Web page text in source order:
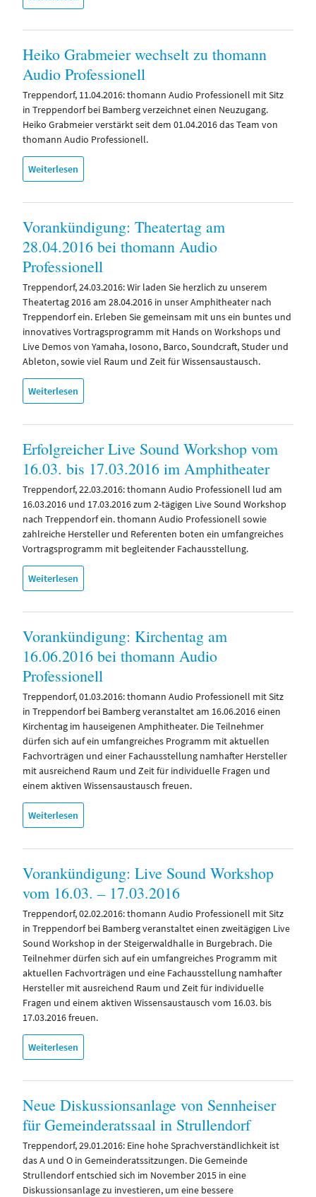
Heiko Grabmeier wechselt zu thomann
Audio Professionell
Treppendorf, 11.04.2016: thomann Audio Professionell mit Sitz
in Treppendorf bei Bamberg verzeichnet einen Neuzugang.
Heiko Grabmeier verstärkt seit dem 01.04.2016 das Team von
thomann Audio Professionell.
Weiterlesen
Vorankündigung: Theatertag am
28.04.2016 bei thomann Audio
Professionell
Treppendorf, 24.03.2016: Wir laden Sie herzlich zu unserem
Theatertag 2016 am 28.04.2016 in unser Amphitheater nach
Treppendorf ein. Erleben Sie gemeinsam mit uns ein buntes und
innovatives Vortragsprogramm mit Hands on Workshops und
Live Demos von Yamaha, Iosono, Barco, Soundcraft, Studer und
Ableton, sowie viel Raum und Zeit für Wissensaustausch.
Weiterlesen
Erfolgreicher Live Sound Workshop vom
16.03. bis 17.03.2016 im Amphitheater
Treppendorf, 22.03.2016: thomann Audio Professionell lud am
16.03.2016 und 17.03.2016 zum 2-tägigen Live Sound Workshop
nach Treppendorf ein. thomann Audio Professionell sowie
zahlreiche Hersteller und Referenten boten ein umfangreiches
Vortragsprogramm mit begleitender Fachausstellung.
Weiterlesen
Vorankündigung: Kirchentag am
16.06.2016 bei thomann Audio
Professionell
Treppendorf, 01.03.2016: thomann Audio Professionell mit Sitz
in Treppendorf bei Bamberg veranstaltet am 16.06.2016 einen
Kirchentag im hauseigenen Amphitheater. Die Teilnehmer
dürfen sich auf ein umfangreiches Programm mit aktuellen
Fachvorträgen und einer Fachausstellung namhafter Hersteller
mit ausreichend Raum und Zeit für individuelle Fragen und
einem aktiven Wissensaustausch freuen.
Weiterlesen
Vorankündigung: Live Sound Workshop
vom 16.03. – 17.03.2016
Treppendorf, 02.02.2016: thomann Audio Professionell mit Sitz
in Treppendorf bei Bamberg veranstaltet einen zweitägigen Live
Sound Workshop in der Steigerwaldhalle in Burgebrach. Die
Teilnehmer dürfen sich auf ein umfangreiches Programm mit
aktuellen Fachvorträgen und eine Fachausstellung namhafter
Hersteller mit ausreichend Raum und Zeit für individuelle
Fragen und einem aktiven Wissensaustausch vom 16.03. bis
17.03.2016 freuen.
Weiterlesen
Neue Diskussionsanlage von Sennheiser
für Gemeinderatssaal in Strullendorf
Treppendorf, 29.01.2016: Eine hohe Sprachverständlichkeit ist
das A und O in Gemeinderatssitzungen. Die Gemeinde
Strullendorf entschied sich im November 2015 in eine
Diskussionsanlage zu investieren, um eine bessere